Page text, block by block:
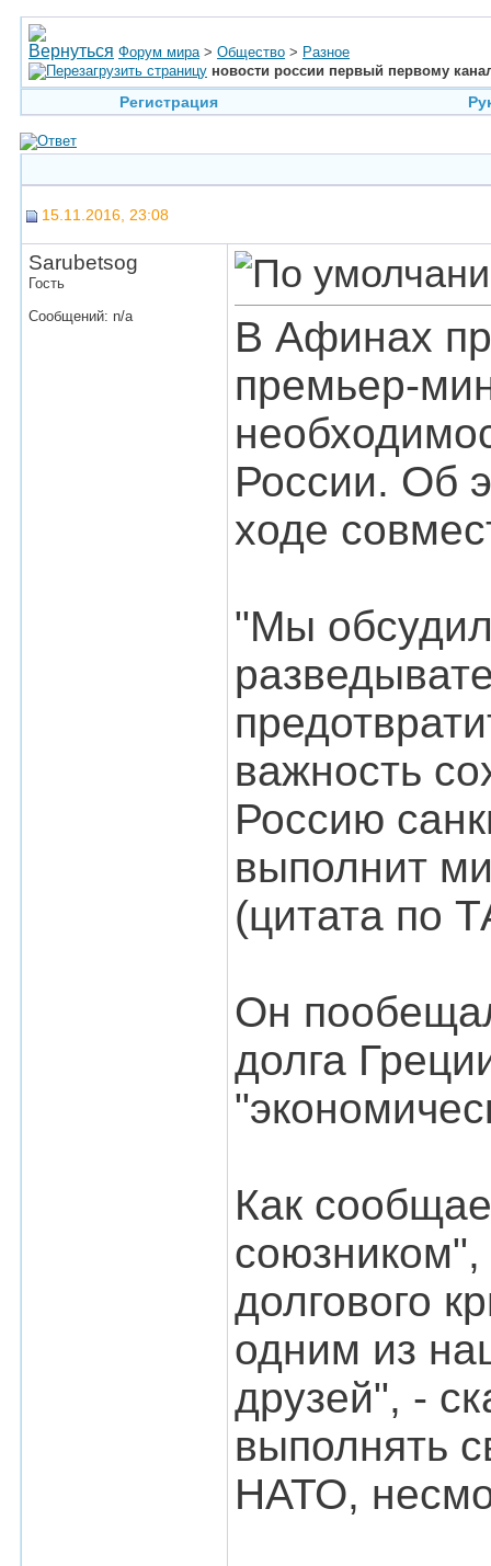
Форум мира > Общество > Разное
новости россии первый первому
Регистрация
15.11.2016, 23:08
Sarubetsog
Гость
Сообщений: n/a
В Афинах
премьер-
России. Об
ходе
"Мы
важность
Россию
выполнит
(цитата по
Он
долга
Как
долгового
одним из
друзей", -
выполнять
НАТО,